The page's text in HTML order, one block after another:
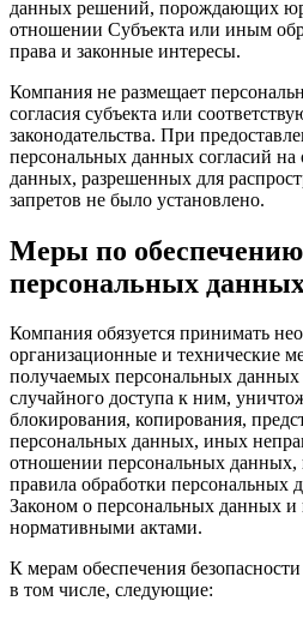
данных решений, порождающих
отношении Субъекта или иным
права и законные интересы.
Компания не размещает
согласия субъекта или
законодательства. При
персональных данных согласий на
данных, разрешенных для
запретов не было установлено.
Меры по обеспечению
персональных
Компания обязуется принимать
организационные и технические
получаемых персональных
случайного доступа к ним,
блокирования, копирования,
персональных данных, иных
отношении персональных
правила обработки персональных
Законом о персональных данных
нормативными актами.
К мерам обеспечения
в том числе, следующие: